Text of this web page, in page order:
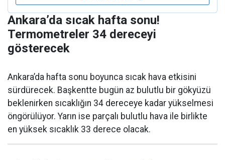
Ankara’da sıcak hafta sonu!
Termometreler 34 dereceyi
gösterecek
Ankara’da hafta sonu boyunca sıcak hava etkisini
sürdürecek. Başkentte bugün az bulutlu bir gökyüzü
beklenirken sıcaklığın 34 dereceye kadar yükselmesi
öngörülüyor. Yarın ise parçalı bulutlu hava ile birlikte
en yüksek sıcaklık 33 derece olacak.